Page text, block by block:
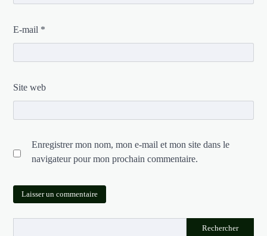
E-mail *
Site web
Enregistrer mon nom, mon e-mail et mon site dans le
navigateur pour mon prochain commentaire.
Rechercher